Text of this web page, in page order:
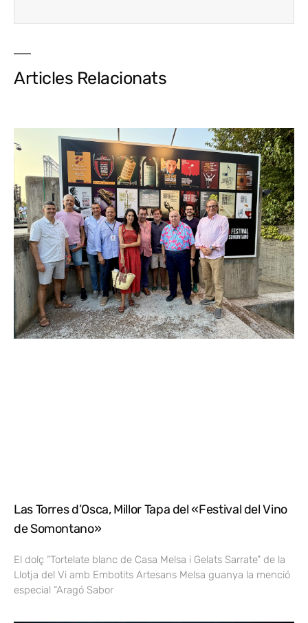
Articles Relacionats
Las Torres d’Osca, Millor Tapa del «Festival del Vino
de Somontano»
El dolç “Tortelate blanc de Casa Melsa i Gelats Sarrate” de la
Llotja del Vi amb Embotits Artesans Melsa guanya la menció
especial “Aragó Sabor